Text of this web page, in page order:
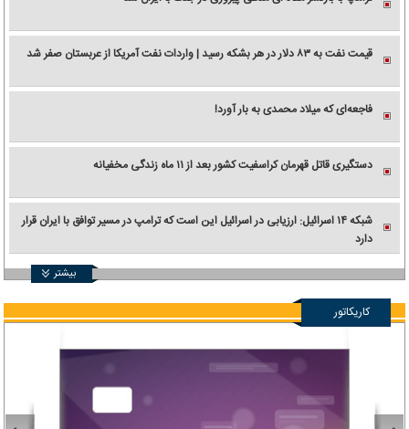
قیمت نفت به ۸۳ دلار در هر بشکه رسید | واردات نفت آمریکا از عربستان صفر شد
فاجعه‌ای که میلاد محمدی به بار آورد!
دستگیری قاتل قهرمان کراسفیت کشور بعد از ۱۱ ماه زندگی مخفیانه
شبکه ۱۴ اسرائیل: ارزیابی در اسرائیل این است که ترامپ در مسیر توافق با ایران قرار
دارد
بیشتر
کاریکاتور